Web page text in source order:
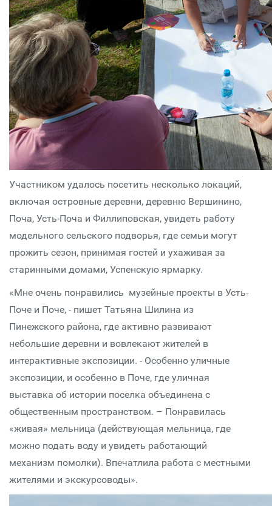
Участником удалось посетить несколько локаций,
включая островные деревни, деревню Вершинино,
Поча, Усть-Поча и Филлиповская, увидеть работу
модельного сельского подворья, где семьи могут
прожить сезон, принимая гостей и ухаживая за
старинными домами, Успенскую ярмарку.
«Мне очень понравились музейные проекты в Усть-
Поче и Поче, - пишет Татьяна Шилина из
Пинежского района, где активно развивают
небольшие деревни и вовлекают жителей в
интерактивные экспозиции. - Особенно уличные
экспозиции, и особенно в Поче, где уличная
выставка об истории поселка объединена с
общественным пространством. – Понравилась
«живая» мельница (действующая мельница, где
можно подать воду и увидеть работающий
механизм помолки). Впечатлила работа с местными
жителями и экскурсоводы».